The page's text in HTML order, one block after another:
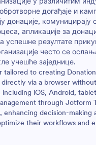
нашег "превуци и
Са само неколико
да додаш или замениш
лого своје
додаш слике и линкове
мрежама и још много
можеш да укључиш
на своју прву
апликација буде
уградите линк на
или друштвене медије или
билтену – донатори могу
догађаје и
донације,
апликације за
резултате
често се
учешће заједнице.
to creating
via a browser
iOS, Android,
through Jotform
decision-making
their workflows and